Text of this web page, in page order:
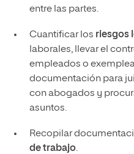
entre las partes.
Cuantificar los riesgos
laborales, llevar el
empleados o
documentación para
con abogados y
asuntos.
Recopilar
de trabajo.